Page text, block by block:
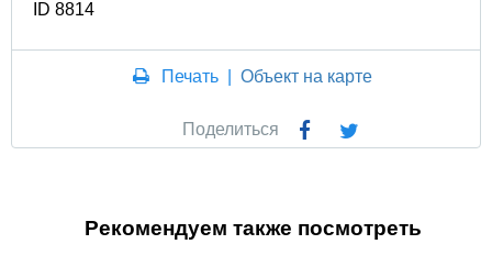
ID 8814
Печать |Объект на карте
Поделиться
Рекомендуем также посмотреть